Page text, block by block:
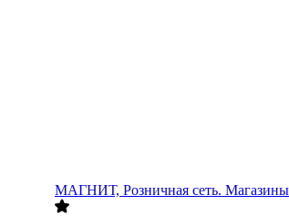
МАГНИТ, Розничная сеть. Магазины